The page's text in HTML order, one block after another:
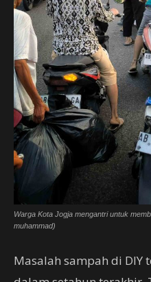
Warga Kota Jogja mengantri untuk
muhammad)
Masalah sampah di DIY